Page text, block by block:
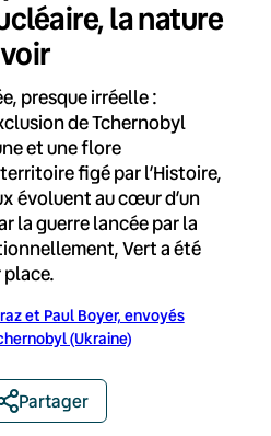
la nature
presque irréelle :
de Tchernobyl
et une flore
figé par l’Histoire,
évoluent au cœur d’un
la guerre lancée par la
Vert a été
place.
et Paul Boyer, envoyés
(Ukraine)
Partager